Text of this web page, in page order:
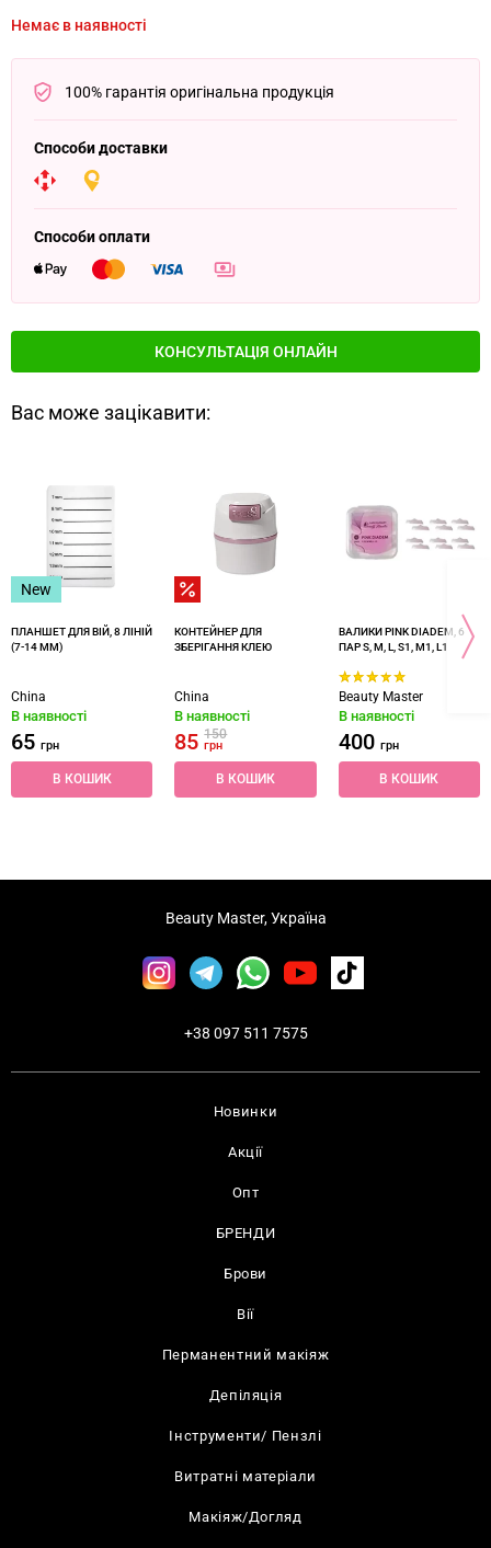
Немає в наявності
100% гарантія оригінальна продукція
Способи доставки
Способи оплати
КОНСУЛЬТАЦІЯ ОНЛАЙН
Вас може зацікавити:
New
ПЛАНШЕТ ДЛЯ ВІЙ, 8 ЛІНІЙ
(7-14 ММ)
China
В наявності
65 грн
В КОШИК
КОНТЕЙНЕР ДЛЯ
ЗБЕРІГАННЯ КЛЕЮ
China
В наявності
85150
грн
В КОШИК
ВАЛИКИ PINK DIADEM, 6
ПАР S, M, L, S1, M1, L1
Beauty Master
В наявності
400 грн
В КОШИК
Новинки
Акції
Опт
БРЕНДИ
Брови
Вії
Перманентний макіяж
Депіляція
Інструменти/ Пензлі
Витратні матеріали
Макіяж/Догляд
Beauty Master, Україна
+38 097 511 7575